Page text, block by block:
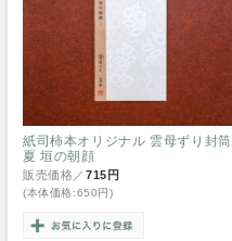
紙司柿本オリジナル 雲母ずり封筒
夏 垣の朝顔
販売価格／715円
(本体価格:650円)